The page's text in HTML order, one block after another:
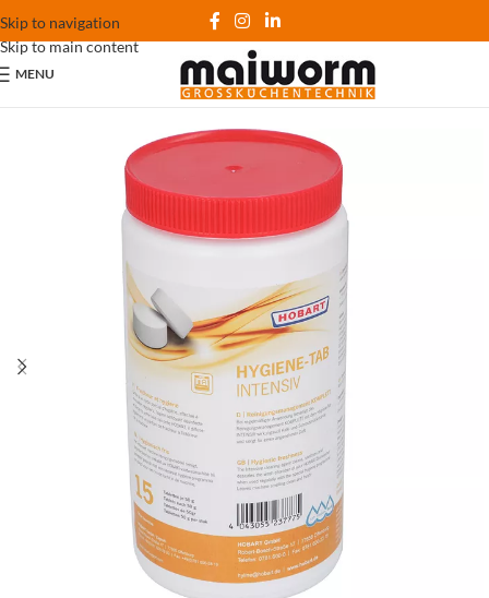
Skip to navigation
Skip to main content
MENU